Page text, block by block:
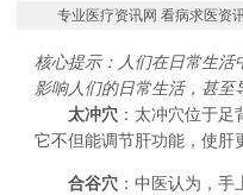
专业医疗资讯网 看病求医资
核心提示：人们在日常生活
影响人们的日常生活，甚至
太冲穴 ：太冲穴位于
它不但能调节肝功能，使肝
合谷穴 ：中医认为，